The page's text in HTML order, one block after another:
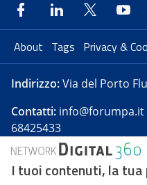
About Tags Privacy &
Indirizzo:Via del Porto
Contatti: info@forumpa.it
68425433
Forumpa.itè una
I tuoi contenuti, la tua